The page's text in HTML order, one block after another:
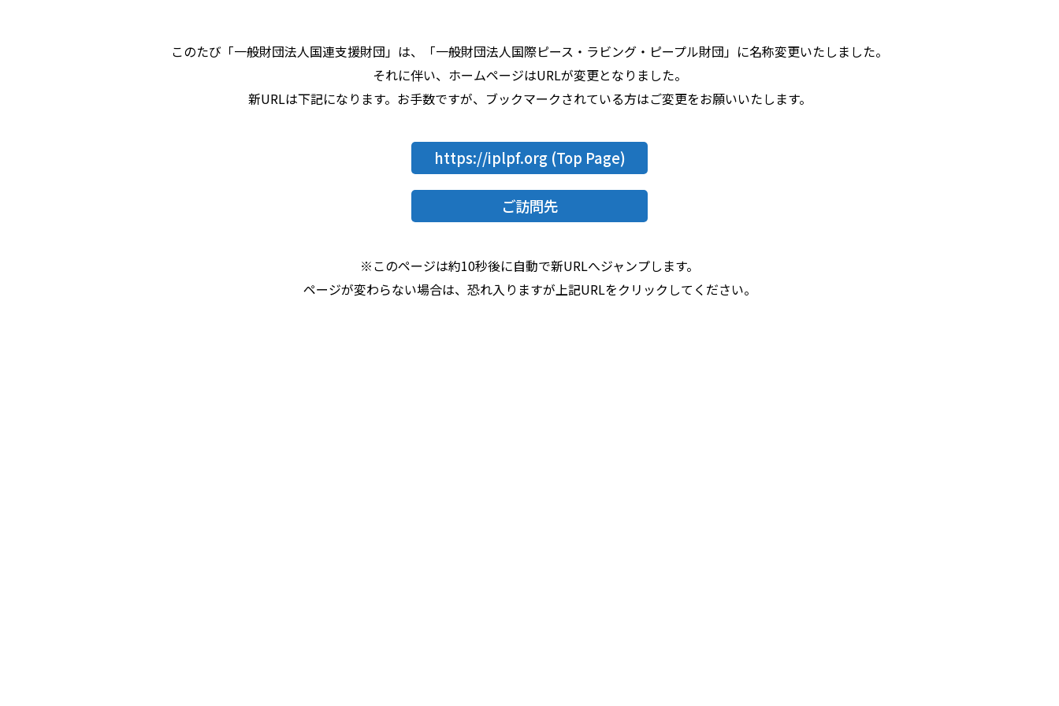
このたび「一般財団法人国連支援財団」は、「一般財団法人国際ピース・ラビング・ピープル財団」に名称変更いたしました。
それに伴い、ホームページはURLが変更となりました。
新URLは下記になります。お手数ですが、ブックマークされている方はご変更をお願いいたします。
https://iplpf.org (Top Page)
ご訪問先
※このページは約10秒後に自動で新URLへジャンプします。
ページが変わらない場合は、恐れ入りますが上記URLをクリックしてください。